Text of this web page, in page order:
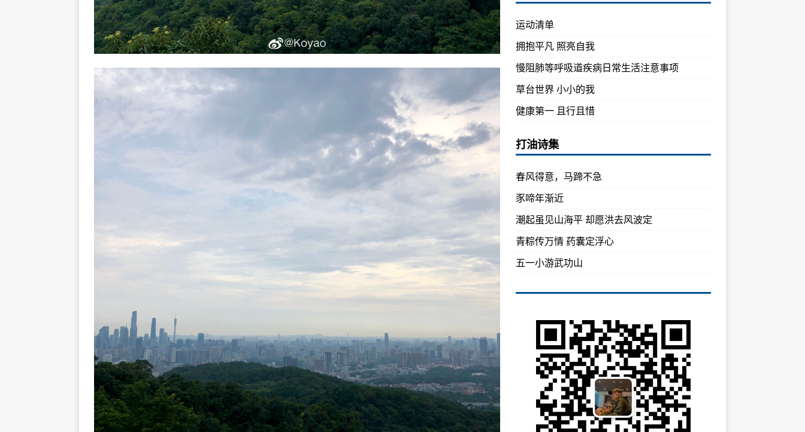
运动清单
拥抱平凡 照亮自我
慢阻肺等呼吸道疾病日常生活注意事项
草台世界 小小的我
健康第一 且行且惜
打油诗集
春风得意，马蹄不急
豕啼年渐近
潮起虽见山海平 却愿洪去风波定
青粽传万情 药囊定浮心
五一小游武功山